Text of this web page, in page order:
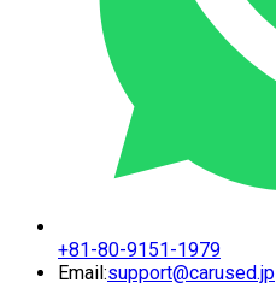
+81-80-9151-1979
Email:support@carused.jp